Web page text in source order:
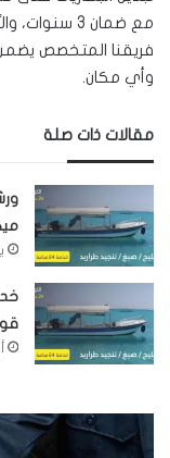
مع ضمان 3
فريقنا المتخصص
وأي مكان.
مقالات ذات صلة